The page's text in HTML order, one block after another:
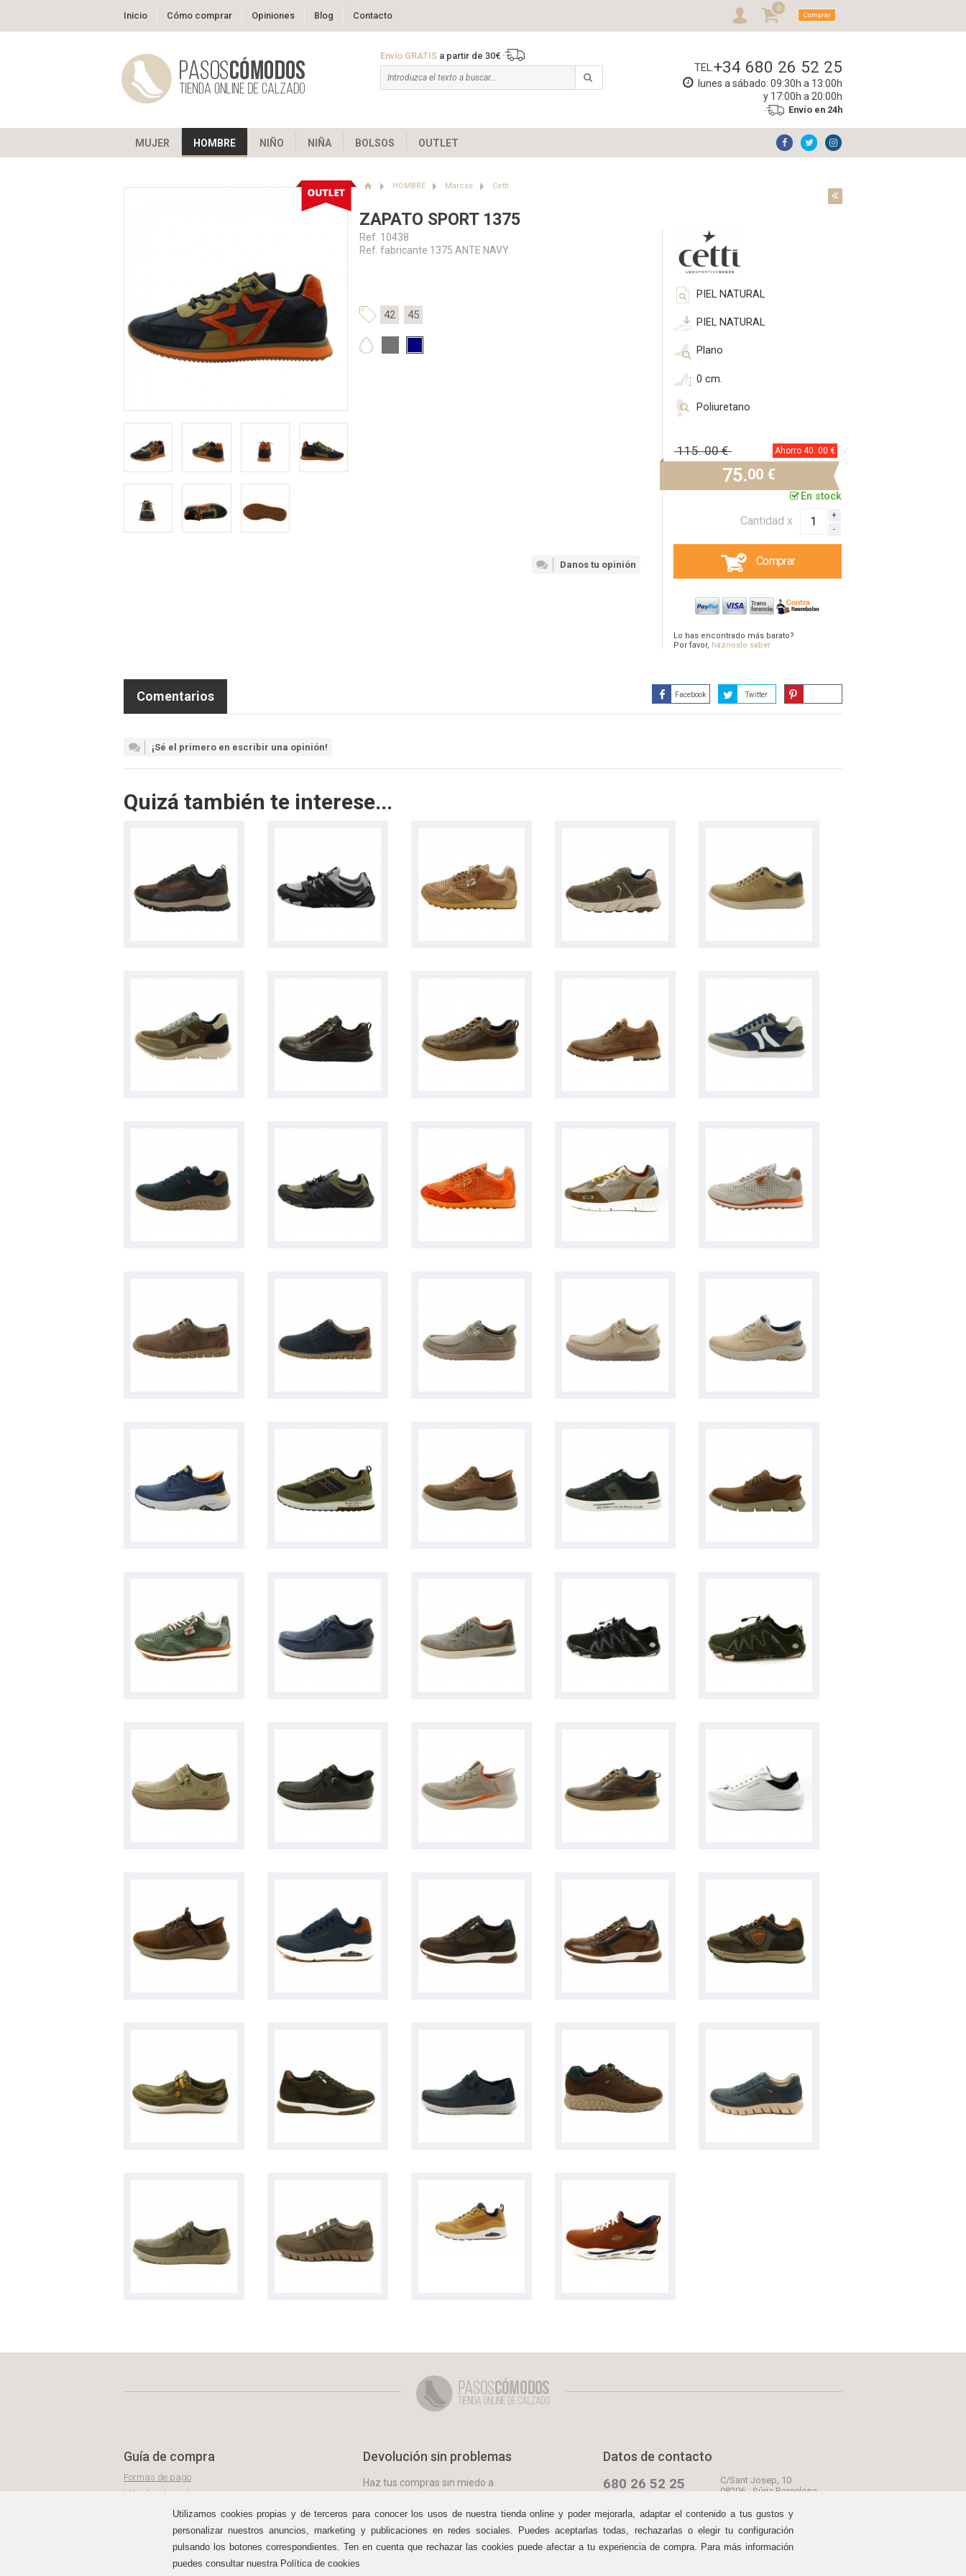
Inicio Cómo comprar Opiniones Blog Contacto
0
Comprar
Envío GRATISa partir de 30€
TEL.+34 680 26 52 25
lunes a sábado: 09:30h a 13:00h
y 17:00h a 20:00h
Envío en 24h
MUJER HOMBRE NIÑO NIÑA BOLSOS OUTLET
HOMBRE Marcas Cetti
ZAPATO SPORT 1375
Ref. 10438
Ref. fabricante 1375 ANTE NAVY
42 45
Danos tu opinión
PIEL NATURAL
PIEL NATURAL
Plano
0 cm.
Poliuretano
115.00 € Ahorro 40. 00 €
75.00 €
En stock
Cantidad x
Comprar
Lo has encontrado más barato?
Por favor, háznoslo saber
Facebook Twitter
Comentarios
¡Sé el primero en escribir una opinión!
Quizá también te interese...
Guía de compra
Formas de pago
Métodos de envío
Política de devoluciones
Área de clientes
Devolución sin problemas
Haz tus compras sin miedo a
devoluciones
durante 15 días.
Datos de contacto
680 26 52 25
09:30 a 13:00 y 17:00 a 20:00
info@pasoscomodos.com
Cómo comprar
C/Sant Josep, 10
08206 - Súria Barcelona
C/Urgell, 27
08241 - Manresa Barcelona
C/Born, 13
08241 - Manresa Barcelona
Utilizamos cookies propias y de terceros para conocer los usos de nuestra tienda online y poder mejorarla, adaptar el contenido a tus gustos y
personalizar nuestros anuncios, marketing y publicaciones en redes sociales. Puedes aceptarlas todas, rechazarlas o elegir tu configuración
pulsando los botones correspondientes. Ten en cuenta que rechazar las cookies puede afectar a tu experiencia de compra. Para más información
puedes consultar nuestra Política de cookies